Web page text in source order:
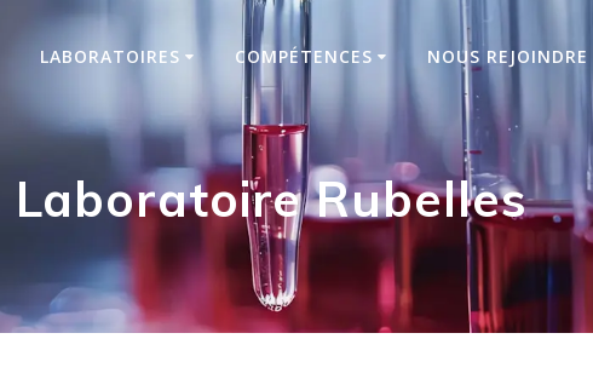
LABORATOIRES COMPÉTENCES NOUS REJOINDRE
Laboratoire Rubelles